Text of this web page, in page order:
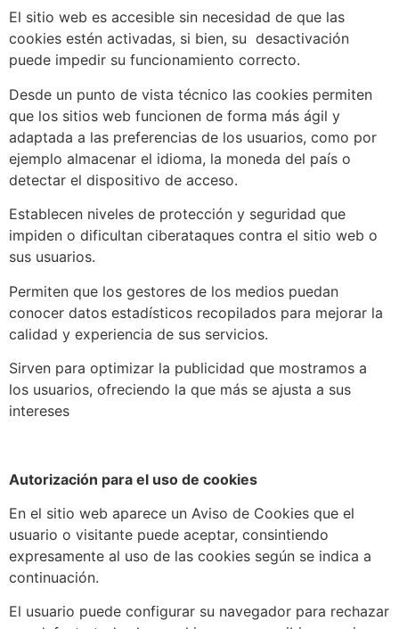
El sitio web es accesible sin necesidad de que las
cookies estén activadas, si bien, su desactivación
puede impedir su funcionamiento correcto.
Desde un punto de vista técnico las cookies permiten
que los sitios web funcionen de forma más ágil y
adaptada a las preferencias de los usuarios, como por
ejemplo almacenar el idioma, la moneda del país o
detectar el dispositivo de acceso.
Establecen niveles de protección y seguridad que
impiden o dificultan ciberataques contra el sitio web o
sus usuarios.
Permiten que los gestores de los medios puedan
conocer datos estadísticos recopilados para mejorar la
calidad y experiencia de sus servicios.
Sirven para optimizar la publicidad que mostramos a
los usuarios, ofreciendo la que más se ajusta a sus
intereses
Autorización para el uso de cookies
En el sitio web aparece un Aviso de Cookies que el
usuario o visitante puede aceptar, consintiendo
expresamente al uso de las cookies según se indica a
continuación.
El usuario puede configurar su navegador para rechazar